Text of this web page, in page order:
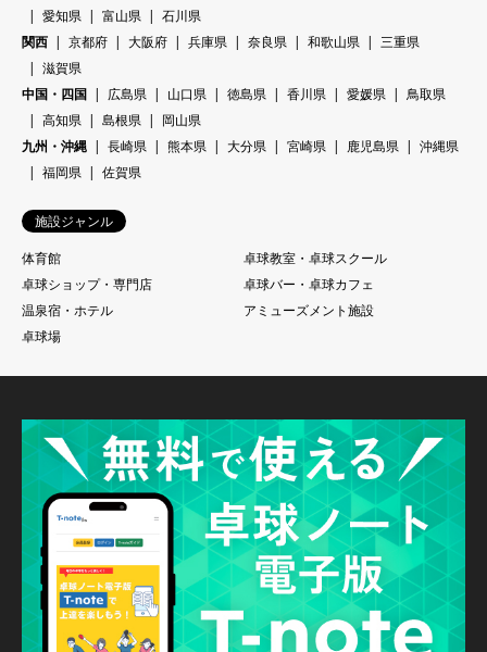
愛知県
富山県
石川県
関西
京都府 大阪府 兵庫県 奈良県 和歌山県
三重県
滋賀県
中国・四国
広島県 山口県 徳島県 香川県 愛媛県
鳥取県
高知県
島根県
岡山県
九州・沖縄
長崎県 熊本県 大分県 宮崎県 鹿児島県
沖縄県
福岡県
佐賀県
施設ジャンル
体育館
卓球教室・卓球スクール
卓球ショップ・専門店
卓球バー・卓球カフェ
温泉宿・ホテル
アミューズメント施設
卓球場